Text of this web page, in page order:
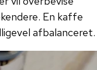
En kaffe
afbalanceret.